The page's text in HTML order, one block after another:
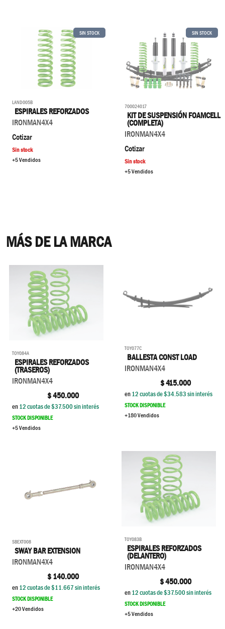
SIN STOCK
LAND005B
ESPIRALES REFORZADOS
IRONMAN4X4
Cotizar
Sin stock
+5 Vendidos
SIN STOCK
700024017
KIT DE SUSPENSIÓN FOAMCELL
(COMPLETA)
IRONMAN4X4
Cotizar
Sin stock
+5 Vendidos
MÁS DE LA MARCA
TOY084A
ESPIRALES REFORZADOS
(TRASEROS)
IRONMAN4X4
$450.000
en12cuotas de $37.500sin interés
STOCK DISPONIBLE
+5 Vendidos
TOY077C
BALLESTA CONST LOAD
IRONMAN4X4
$415.000
en12cuotas de $34.583sin interés
STOCK DISPONIBLE
+180 Vendidos
SBEXT008
SWAY BAR EXTENSION
IRONMAN4X4
$140.000
en12cuotas de $11.667sin interés
STOCK DISPONIBLE
+20 Vendidos
TOY083B
ESPIRALES REFORZADOS
(DELANTERO)
IRONMAN4X4
$450.000
en12cuotas de $37.500sin interés
STOCK DISPONIBLE
+5 Vendidos